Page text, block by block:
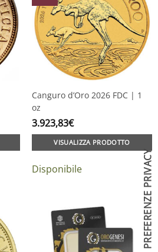
Canguro d’Oro 2026 FDC | 1
oz
3.923,83€
VISUALIZZA PRODOTTO
Disponibile